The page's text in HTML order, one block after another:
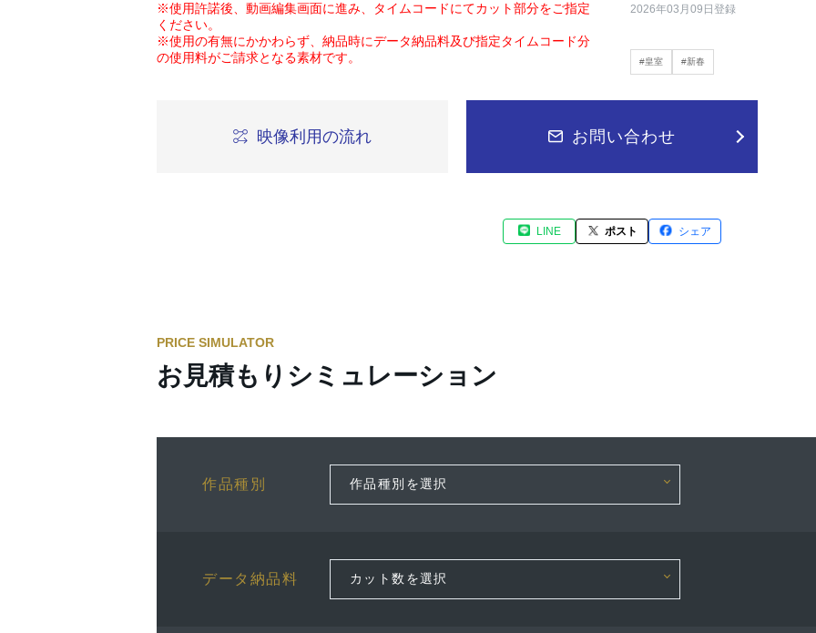
※使用許諾後、動画編集画面に進み、タイムコードにてカット部分をご指定
ください。
※使用の有無にかかわらず、納品時にデータ納品料及び指定タイムコード分
の使用料がご請求となる素材です。
2026年03月09日登録
#皇室 #新春
映像利用の流れ お問い合わせ
LINE ポスト シェア
PRICE SIMULATOR
お見積もりシミュレーション
作品種別
データ納品料